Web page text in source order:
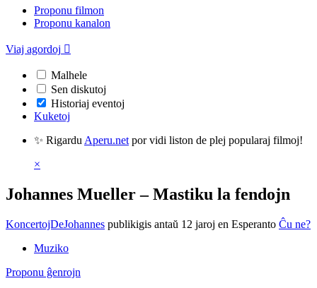
Proponu filmon
Proponu kanalon
Viaj agordoj 
Malhele
Sen diskutoj
Historiaj eventoj
Kuketoj
✨ Rigardu Aperu.net por vidi liston de plej popularaj filmoj!
×
Johannes Mueller – Mastiku la fendojn
KoncertojDeJohannes publikigis antaŭ 12 jaroj en Esperanto Ĉu ne?
Muziko
Proponu ĝenrojn